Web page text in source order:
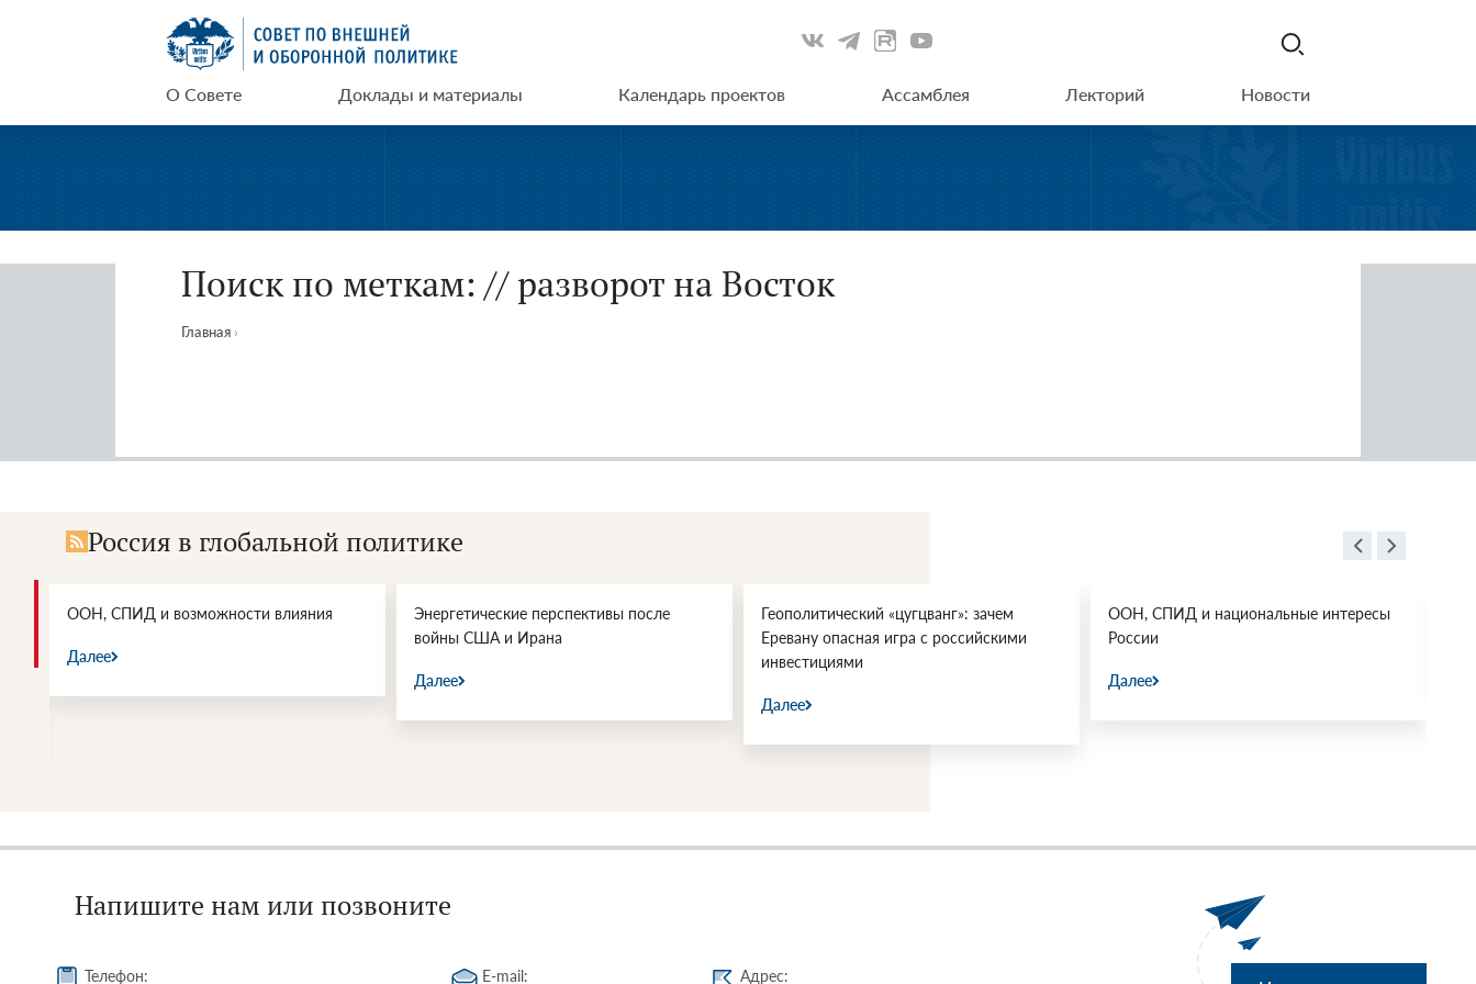
СВОП
О Совете Доклады и материалы Календарь проектов Ассамблея Лекторий Новости
Поиск по меткам: // разворот на Восток
Главная ›
Россия в глобальной политике
ООН, СПИД и возможности влияния
Далее
Энергетические перспективы после
войны США и Ирана
Далее
Геополитический «цугцванг»: зачем
Еревану опасная игра с российскими
инвестициями
Далее
ООН, СПИД и национальные интересы
России
Далее
Напишите нам или позвоните
Телефон: E-mail: Адрес: